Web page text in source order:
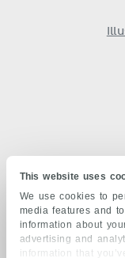
This website uses
We use cookies to
media features and
information about
advertising and
information that